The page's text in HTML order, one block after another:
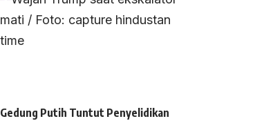
Gedung Putih Tuntut Penyelidikan